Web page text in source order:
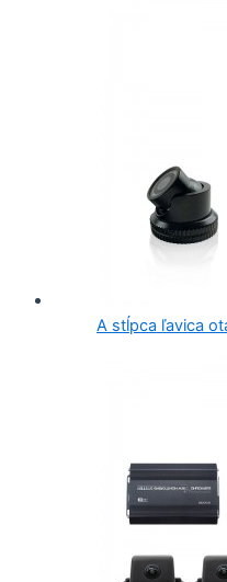
A stĺpca ľavica